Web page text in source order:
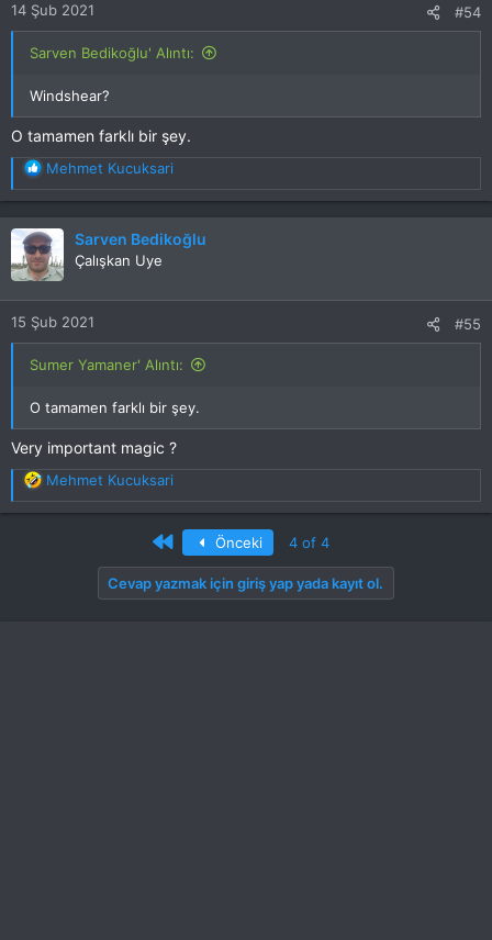
14 Şub 2021 #54
Sarven Bedikoğlu' Alıntı:
Windshear?
O tamamen farklı bir şey.
T
e
p
k
i
l
e
r
:
Mehmet Kucuksari
Sarven Bedikoğlu
Çalışkan Uye
15 Şub 2021 #55
Sumer Yamaner' Alıntı:
O tamamen farklı bir şey.
Very important magic ?
T
e
p
Mehmet Kucuksari
First Önceki 4 of 4
Cevap yazmak için giriş yap yada kayıt ol.